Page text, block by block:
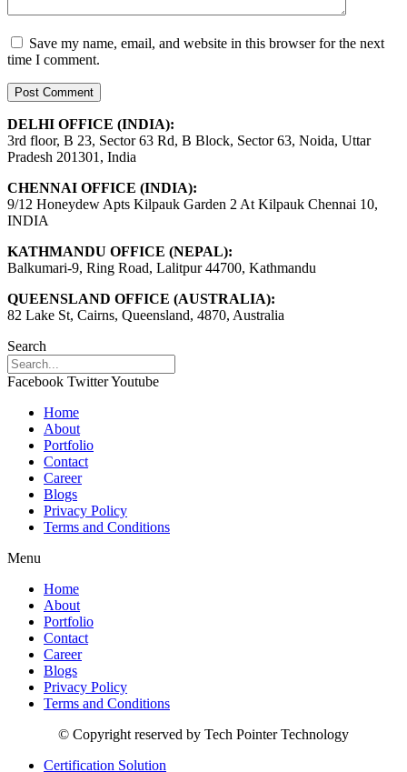
Save my name, email, and website in this browser for the next
time I comment.
DELHI OFFICE (INDIA):
3rd floor, B 23, Sector 63 Rd, B Block, Sector 63, Noida, Uttar
Pradesh 201301, India
CHENNAI OFFICE (INDIA):
9/12 Honeydew Apts Kilpauk Garden 2 At Kilpauk Chennai 10,
INDIA
KATHMANDU OFFICE (NEPAL):
Balkumari-9, Ring Road, Lalitpur 44700, Kathmandu
QUEENSLAND OFFICE (AUSTRALIA):
82 Lake St, Cairns, Queensland, 4870, Australia
Search
Facebook TwitterYoutube
Home
About
Portfolio
Contact
Career
Blogs
Privacy Policy
Terms and Conditions
Menu
Home
About
Portfolio
Contact
Career
Blogs
Privacy Policy
Terms and Conditions
© Copyright reserved by Tech Pointer Technology
Certification Solution